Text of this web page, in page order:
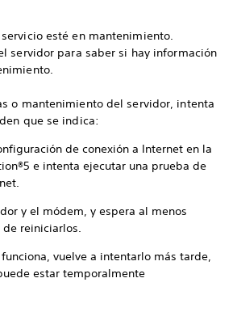
esté en mantenimiento.
servidor para saber si hay información
o mantenimiento del servidor, intenta
que se indica:
de conexión a Internet en la
e intenta ejecutar una prueba de
y el módem, y espera al menos
reiniciarlos.
vuelve a intentarlo más tarde,
estar temporalmente